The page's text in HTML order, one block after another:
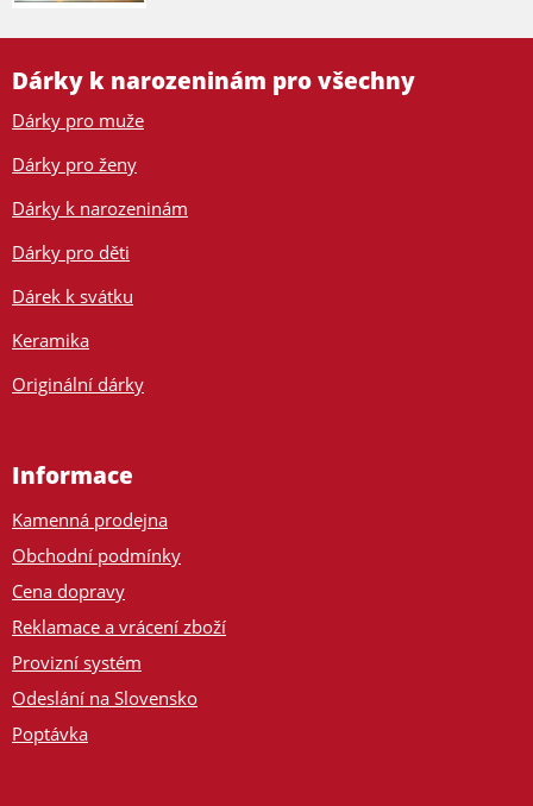
Dárky k narozeninám pro všechny
Dárky pro muže
Dárky pro ženy
Dárky k narozeninám
Dárky pro děti
Dárek k svátku
Keramika
Originální dárky
Informace
Kamenná prodejna
Obchodní podmínky
Cena dopravy
Reklamace a vrácení zboží
Provizní systém
Odeslání na Slovensko
Poptávka